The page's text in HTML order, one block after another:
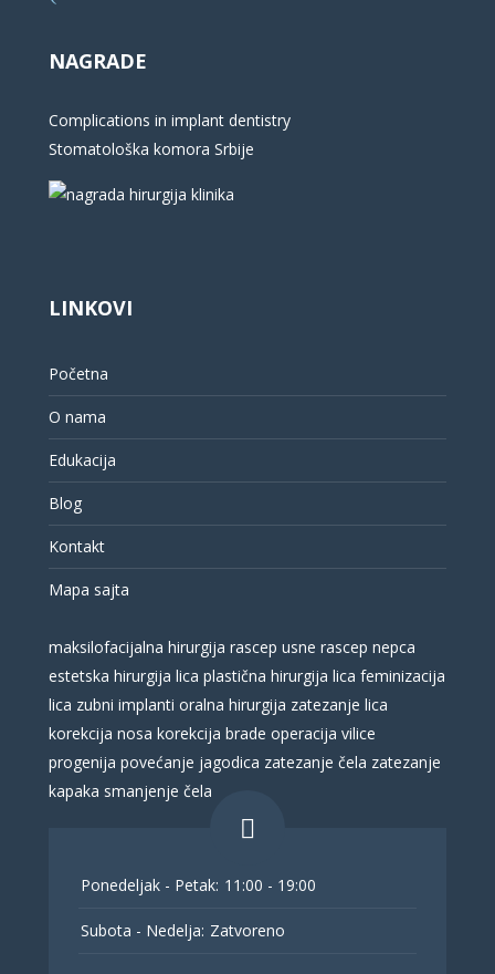
NAGRADE
Complications in implant dentistry
Stomatološka komora Srbije
LINKOVI
Početna
O nama
Edukacija
Blog
Kontakt
Mapa sajta
maksilofacijalna hirurgija rascep usne rascep nepca
estetska hirurgija lica plastična hirurgija lica feminizacija
lica zubni implanti oralna hirurgija zatezanje lica
korekcija nosa korekcija brade operacija vilice
progenija povećanje jagodica zatezanje čela zatezanje
kapaka smanjenje čela
Ponedeljak - Petak: 11:00 - 19:00
Subota - Nedelja: Zatvoreno